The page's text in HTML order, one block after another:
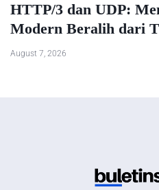
HTTP/3 dan UDP:
Modern Beralih dari
August 7, 2026